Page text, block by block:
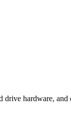
hardware,